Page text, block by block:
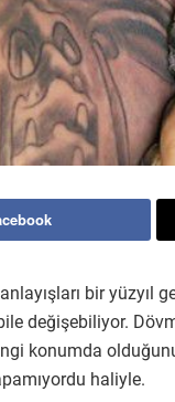
bir
değişebiliyor.
konumda
haliyle.